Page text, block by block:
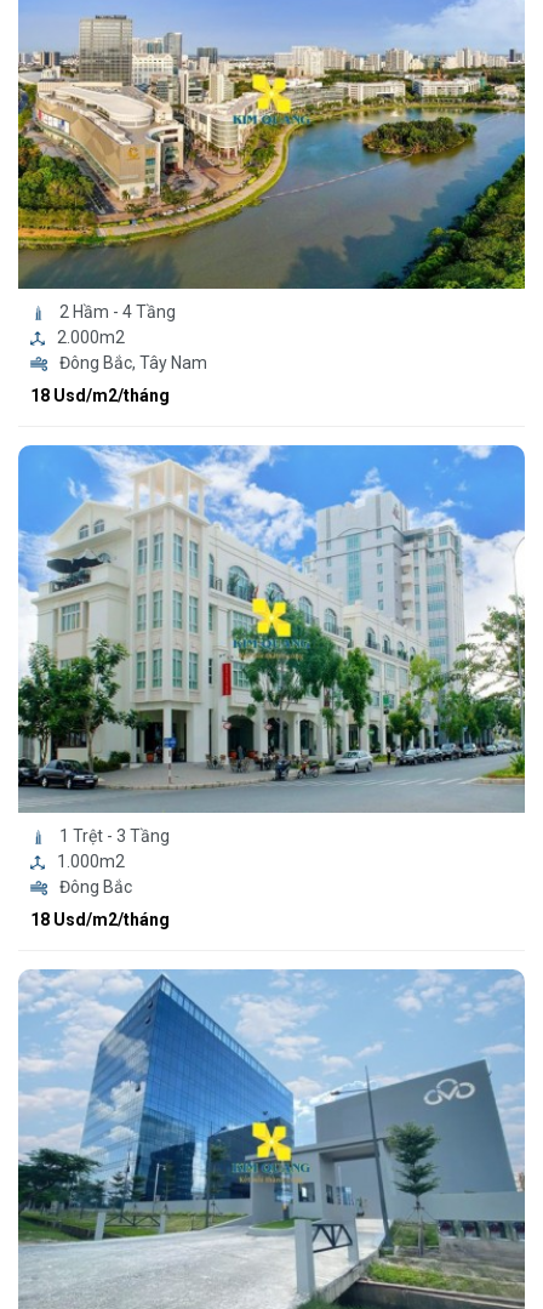
2 Hầm - 4 Tầng
2.000m2
Đông Bắc, Tây Nam
18 Usd/m2/tháng
1 Trệt - 3 Tầng
1.000m2
Đông Bắc
18 Usd/m2/tháng